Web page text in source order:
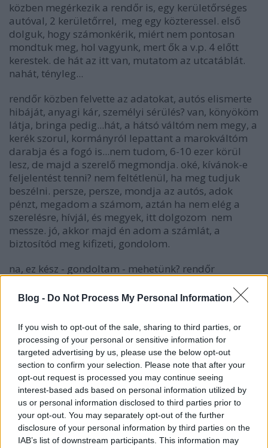
Blog - Do Not Process My Personal Information
If you wish to opt-out of the sale, sharing to third parties, or
processing of your personal or sensitive information for
targeted advertising by us, please use the below opt-out
section to confirm your selection. Please note that after your
opt-out request is processed you may continue seeing
interest-based ads based on personal information utilized by
us or personal information disclosed to third parties prior to
your opt-out. You may separately opt-out of the further
disclosure of your personal information by third parties on the
IAB’s list of downstream participants. This information may
közben megérkezik a rendőr is, egy kerületőrséges
autóval, 2 kerületőrrel, meg egy közteressel. első
dolguk, hogy számonkérik, miért nem pontosan
mondtuk meg, hol vagyunk, mert ők a v.p. 4 előtt
kerestek. de hát az itt van, mutatom az utcatáblát.
nahát, tényleg...
rendőr közben felvette az adatokat, autós elismerte
hibáját, anyagi kár, személyi sérülés? van, könyököm
látja, bringa pedig...hát, a hátsó váltóm nem megy, a
kerék szorul, kormányról lepattant a marokváltóm
darabja és a fogó is...nem tudom, 6-10 ezer körül
lesz, de majd a szerelő megmondja. oké, kívánok-e
feljelentést tenni? nem feltétlenül, ha meg tudjuk
beszélni. persze, persze, mondja az autós, adok
pénzt, megadom a számom, aztán ha nem elég a
szerelésre, hívjál, és megyek, itt dolgozom nem
messze. jó, akkor majd én adom a számlát, a
biztosítód meg kifizeti, gondolom.
na, ez kész - gondoltam - mehetünk? rendőr
helyszínelőket...minek? mert kell. jó, rendben, várunk
+20 perc múlva megérkezett a helyszínelő, aki
előadta magát rendesen: szondát fújtunk, felvette
volna az adatokat ismét, mondván, a kolléga újonc,
majd ő jobban tudja...mi meg mondtuk neki, hogy
megbeszéltünk mindent, köszi, hadd menjek már
röntgenre. az nem úgy van, ha már kiment, akkor
feljelentést ír, járhatunk majd idézésekre szépen. ne
már, nem akarunk! jó, akkor jöjjenek félre
kicsit...szóval, ha beérek a kórházba, ne mondjam,